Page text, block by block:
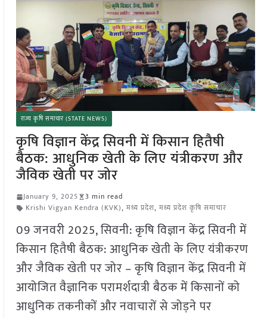
राज्य कृषि समाचार (STATE NEWS)
कृषि विज्ञान केंद्र सिवनी में किसान हितैषी
बैठक: आधुनिक खेती के लिए यंत्रीकरण और
जैविक खेती पर जोर
January 9, 2025
3 min read
Krishi Vigyan Kendra (KVK), मध्य प्रदेश, मध्य प्रदेश कृषि समाचार
09 जनवरी 2025, सिवनी: कृषि विज्ञान केंद्र सिवनी में
किसान हितैषी बैठक: आधुनिक खेती के लिए यंत्रीकरण
और जैविक खेती पर जोर – कृषि विज्ञान केंद्र सिवनी में
आयोजित वैज्ञानिक परामर्शदात्री बैठक में किसानों को
आधुनिक तकनीकों और नवाचारों से जोड़ने पर